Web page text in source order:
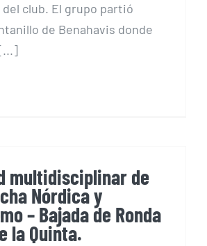
club. El grupo partió
de Benahavis donde
multidisciplinar de
Nórdica y
– Bajada de Ronda
la Quinta.